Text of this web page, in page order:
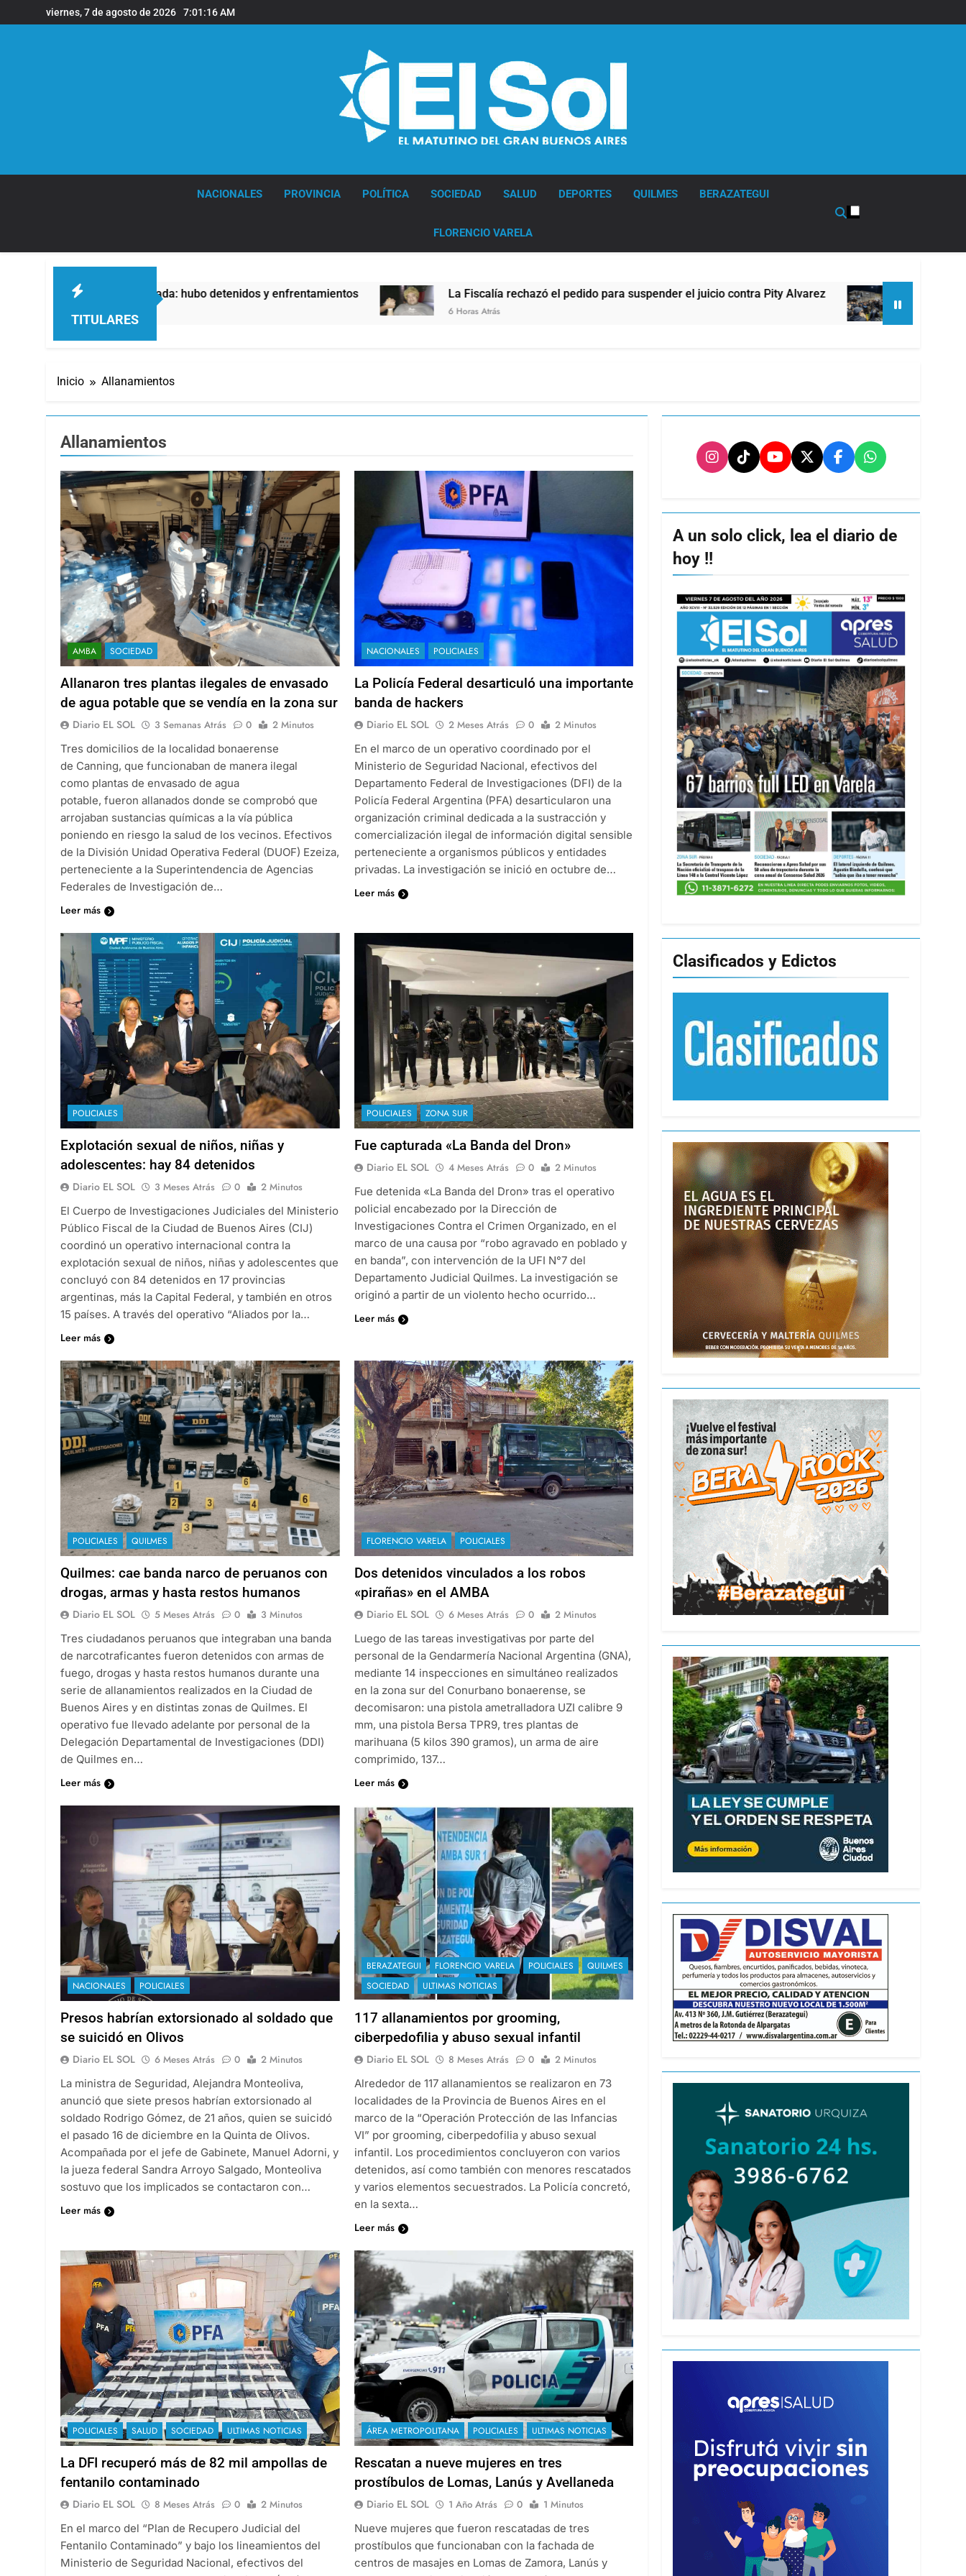
al
viernes, 7 de agosto de 2026 7:01:18 AM
NACIONALES PROVINCIA POLÍTICA SOCIEDAD SALUD DEPORTES QUILMES BERAZATEGUI
FLORENCIO VARELA
TITULARES
hubo detenidos y enfrentamientos La Fiscalía rechazó el pedido para suspender el juicio contra Pity Alvarez 67 barrios full LED en Florencio Varela
Inicio Allanamientos
Allanamientos
AMBA SOCIEDAD
Allanaron tres plantas ilegales de envasado
de agua potable que se vendía en la zona sur
Diario EL SOL 3 Semanas Atrás 0
2 Minutos
Tres domicilios de la localidad bonaerense
de Canning, que funcionaban de manera ilegal
como plantas de envasado de agua
potable, fueron allanados donde se comprobó que
arrojaban sustancias químicas a la vía pública
poniendo en riesgo la salud de los vecinos. Efectivos
de la División Unidad Operativa Federal (DUOF) Ezeiza,
perteneciente a la Superintendencia de Agencias
Federales de Investigación de…
Leer más
NACIONALES POLICIALES
La Policía Federal desarticuló una importante
banda de hackers
Diario EL SOL 2 Meses Atrás 0
2 Minutos
En el marco de un operativo coordinado por el
Ministerio de Seguridad Nacional, efectivos del
Departamento Federal de Investigaciones (DFI) de la
Policía Federal Argentina (PFA) desarticularon una
organización criminal dedicada a la sustracción y
comercialización ilegal de información digital sensible
perteneciente a organismos públicos y entidades
privadas. La investigación se inició en octubre de…
Leer más
POLICIALES
Explotación sexual de niños, niñas y
adolescentes: hay 84 detenidos
Diario EL SOL 3 Meses Atrás 0
2 Minutos
El Cuerpo de Investigaciones Judiciales del Ministerio
Público Fiscal de la Ciudad de Buenos Aires (CIJ)
coordinó un operativo internacional contra la
explotación sexual de niños, niñas y adolescentes que
concluyó con 84 detenidos en 17 provincias
argentinas, más la Capital Federal, y también en otros
15 países. A través del operativo “Aliados por la…
Leer más
POLICIALES ZONA SUR
Fue capturada «La Banda del Dron»
Diario EL SOL 4 Meses Atrás 0
2 Minutos
Fue detenida «La Banda del Dron» tras el operativo
policial encabezado por la Dirección de
Investigaciones Contra el Crimen Organizado, en el
marco de una causa por “robo agravado en poblado y
en banda”, con intervención de la UFI N°7 del
Departamento Judicial Quilmes. La investigación se
originó a partir de un violento hecho ocurrido…
Leer más
POLICIALES QUILMES
Quilmes: cae banda narco de peruanos con
drogas, armas y hasta restos humanos
Diario EL SOL 5 Meses Atrás 0
3 Minutos
Tres ciudadanos peruanos que integraban una banda
de narcotraficantes fueron detenidos con armas de
fuego, drogas y hasta restos humanos durante una
serie de allanamientos realizados en la Ciudad de
Buenos Aires y en distintas zonas de Quilmes. El
operativo fue llevado adelante por personal de la
Delegación Departamental de Investigaciones (DDI)
de Quilmes en…
Leer más
FLORENCIO VARELA POLICIALES
Dos detenidos vinculados a los robos
«pirañas» en el AMBA
Diario EL SOL 6 Meses Atrás 0
2 Minutos
Luego de las tareas investigativas por parte del
personal de la Gendarmería Nacional Argentina (GNA),
mediante 14 inspecciones en simultáneo realizados
en la zona sur del Conurbano bonaerense, se
decomisaron: una pistola ametralladora UZI calibre 9
mm, una pistola Bersa TPR9, tres plantas de
marihuana (5 kilos 390 gramos), un arma de aire
comprimido, 137…
Leer más
NACIONALES POLICIALES
Presos habrían extorsionado al soldado que
se suicidó en Olivos
Diario EL SOL 6 Meses Atrás 0
2 Minutos
La ministra de Seguridad, Alejandra Monteoliva,
anunció que siete presos habrían extorsionado al
soldado Rodrigo Gómez, de 21 años, quien se suicidó
el pasado 16 de diciembre en la Quinta de Olivos.
Acompañada por el jefe de Gabinete, Manuel Adorni, y
la jueza federal Sandra Arroyo Salgado, Monteoliva
sostuvo que los implicados se contactaron con…
Leer más
BERAZATEGUI FLORENCIO VARELA POLICIALES
QUILMES
SOCIEDAD
ULTIMAS NOTICIAS
117 allanamientos por grooming,
ciberpedofilia y abuso sexual infantil
Diario EL SOL 8 Meses Atrás 0
2 Minutos
Alrededor de 117 allanamientos se realizaron en 73
localidades de la Provincia de Buenos Aires en el
marco de la “Operación Protección de las Infancias
VI” por grooming, ciberpedofilia y abuso sexual
infantil. Los procedimientos concluyeron con varios
detenidos, así como también con menores rescatados
y varios elementos secuestrados. La Policía concretó,
en la sexta…
Leer más
POLICIALES SALUD SOCIEDAD ULTIMAS NOTICIAS
La DFI recuperó más de 82 mil ampollas de
fentanilo contaminado
Diario EL SOL 8 Meses Atrás 0
2 Minutos
En el marco del “Plan de Recupero Judicial del
Fentanilo Contaminado” y bajo los lineamientos del
Ministerio de Seguridad Nacional, efectivos del
ÁREA METROPOLITANA POLICIALES ULTIMAS NOTICIAS
Rescatan a nueve mujeres en tres
prostíbulos de Lomas, Lanús y Avellaneda
Diario EL SOL 1 Año Atrás 0
1 Minutos
Nueve mujeres que fueron rescatadas de tres
prostíbulos que funcionaban con la fachada de
centros de masajes en Lomas de Zamora, Lanús y
A un solo click, lea el diario de
hoy !!
Clasificados y Edictos